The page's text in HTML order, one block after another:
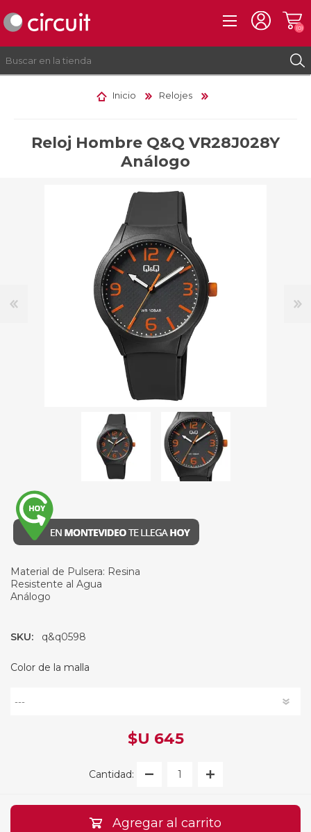
INICIAR SESIÓN
(0)
Inicio Relojes
Reloj Hombre Q&Q VR28J028Y
Análogo
Material de Pulsera: Resina
Resistente al Agua
Análogo
SKU: q&q0598
Color de la malla
$U 645
Cantidad:
Agregar al carrito